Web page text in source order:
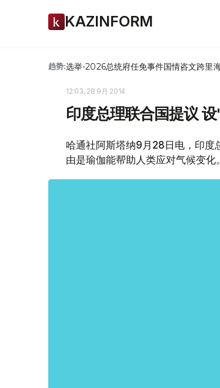
KAZINFORM
趋势:选举-2026总统府任免事件国情咨文跨里
12:03, 28 9月 2014
印度总理联合国提议
哈通社阿斯塔纳9月28日电，印
由是瑜伽能帮助人类应对气候变化。